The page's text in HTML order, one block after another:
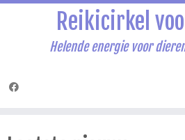
naar
Reikicirkel
Helende energie voor